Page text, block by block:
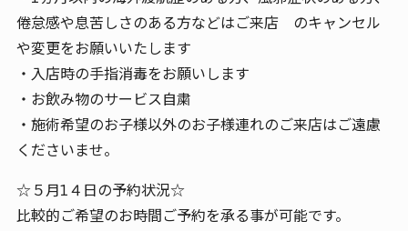
倦怠感や息苦しさのある方などはご来店 のキャンセル
や変更をお願いいたします
・入店時の手指消毒をお願いします
・お飲み物のサービス自粛
・施術希望のお子様以外のお子様連れのご来店はご遠慮
くださいませ。
☆５月1４日の予約状況☆
比較的ご希望のお時間ご予約を承る事が可能です。